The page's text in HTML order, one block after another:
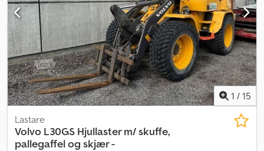
endast 5 670 drifttimmar. Innan försäljning kommer ett nytt
certifikat att utfärdas. Snabb leverans är möjlig. Drifttimmar: 5670
Egenvikt: 17300 Årskontroll: Ja kW: 129 CE-märkning: Ja
Motortimmar: 5670 Modell: L90G hjullastare med skopa och
pallgaffel - få drifttimmar! = Mer information = CE-märkning: Ja
Dcsdezr T Sbspfx Apvsk Serienummer: Serienr:
VCE0L90GT0000xxxx Kontakta ATS Norway för mer information.
1 / 15
Lastare
Volvo L30GS Hjullaster m/ skuffe,
pallegaffel og skjær -